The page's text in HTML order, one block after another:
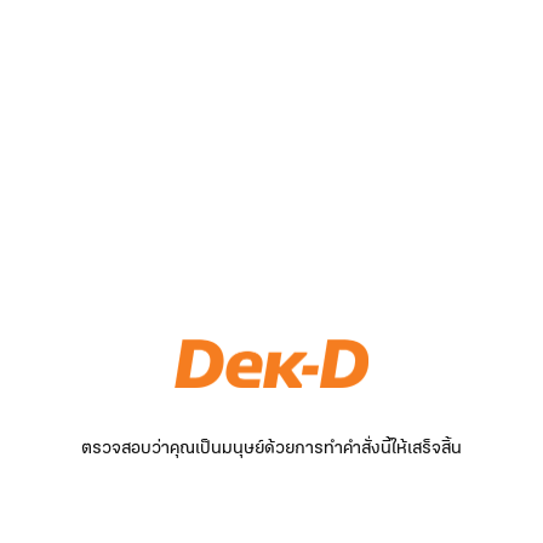
ตรวจสอบว่าคุณเป็นมนุษย์ด้วยการทำคำสั่งนี้ให้เสร็จสิ้น